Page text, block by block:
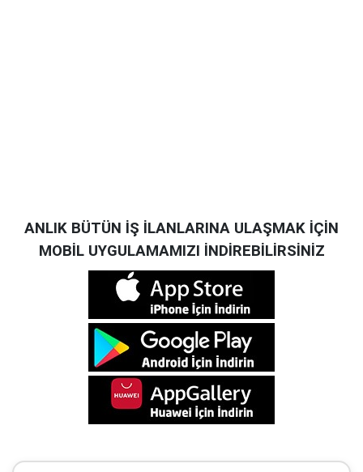
ANLIK BÜTÜN İŞ İLANLARINA ULAŞMAK İÇİN
MOBİL UYGULAMAMIZI İNDİREBİLİRSİNİZ